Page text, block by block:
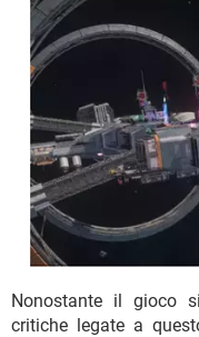
Nonostante il gioco
critiche legate a